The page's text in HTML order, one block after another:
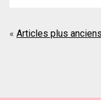
Navigation
Articles plus anciens